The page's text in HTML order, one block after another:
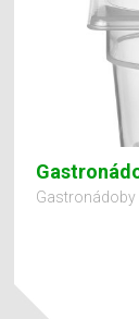
Gastronádoby